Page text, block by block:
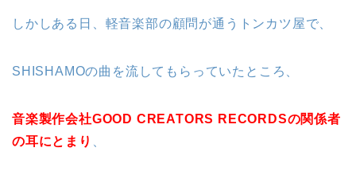
しかしある日、軽音楽部の顧問が通うトンカツ屋で、
SHISHAMOの曲を流してもらっていたところ、
音楽製作会社GOOD CREATORS RECORDSの関係者
の耳にとまり